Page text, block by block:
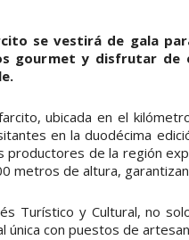
se vestirá de gala
gourmet y disfrutar de
ubicada en el
en la duodécima
productores de la región
metros de altura,
Turístico y Cultural, no
única con puestos de